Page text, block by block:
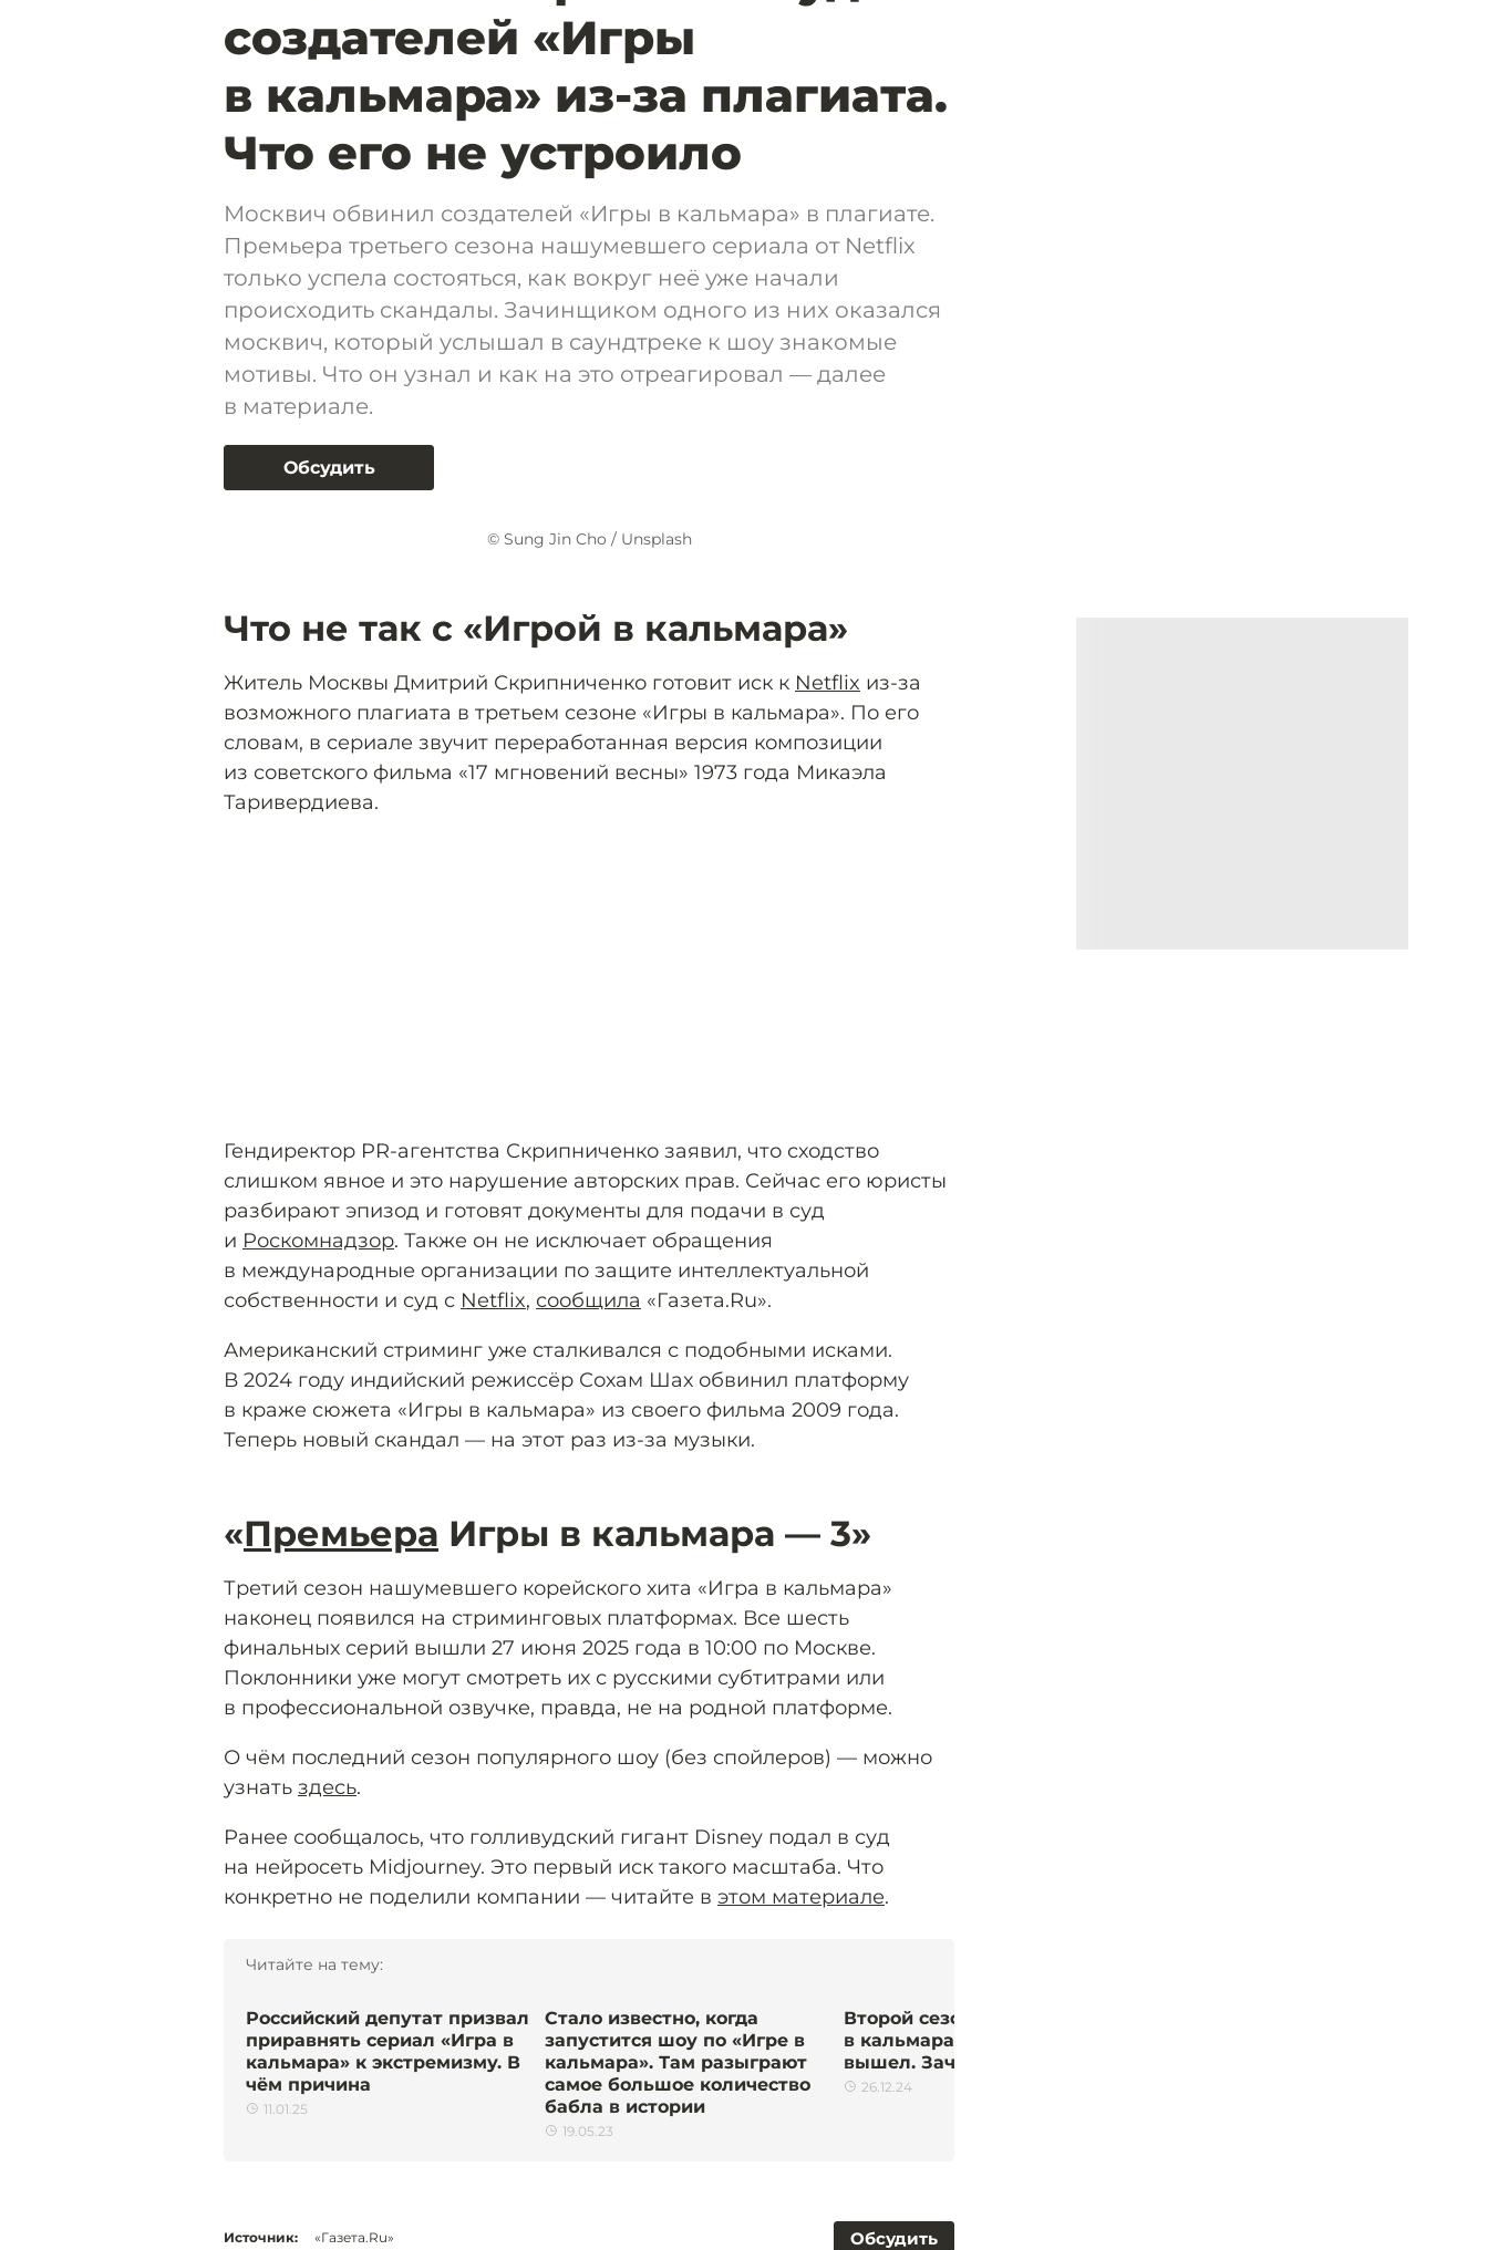
создателей «Игры
в кальмара» из-за плагиата.
Что его не устроило
Москвич обвинил создателей «Игры в кальмара» в плагиате.
Премьера третьего сезона нашумевшего сериала от Netflix
только успела состояться, как вокруг неё уже начали
происходить скандалы. Зачинщиком одного из них оказался
москвич, который услышал в саундтреке к шоу знакомые
мотивы. Что он узнал и как на это отреагировал — далее
в материале.
Обсудить
© Sung Jin Cho / Unsplash
Что не так с «Игрой в кальмара»
Житель Москвы Дмитрий Скрипниченко готовит иск к Netflix из-за
возможного плагиата в третьем сезоне «Игры в кальмара». По его
словам, в сериале звучит переработанная версия композиции
из советского фильма «17 мгновений весны» 1973 года Микаэла
Таривердиева.
Гендиректор PR-агентства Скрипниченко заявил, что сходство
слишком явное и это нарушение авторских прав. Сейчас его юристы
разбирают эпизод и готовят документы для подачи в суд
и Роскомнадзор. Также он не исключает обращения
в международные организации по защите интеллектуальной
собственности и суд с Netflix, сообщила «Газета.Ru».
Американский стриминг уже сталкивался с подобными исками.
В 2024 году индийский режиссёр Сохам Шах обвинил платформу
в краже сюжета «Игры в кальмара» из своего фильма 2009 года.
Теперь новый скандал — на этот раз из-за музыки.
«Премьера Игры в кальмара — 3»
Третий сезон нашумевшего корейского хита «Игра в кальмара»
наконец появился на стриминговых платформах. Все шесть
финальных серий вышли 27 июня 2025 года в 10:00 по Москве.
Поклонники уже могут смотреть их с русскими субтитрами или
в профессиональной озвучке, правда, не на родной платформе.
О чём последний сезон популярного шоу (без спойлеров) — можно
узнать здесь.
Ранее сообщалось, что голливудский гигант Disney подал в суд
на нейросеть Midjourney. Это первый иск такого масштаба. Что
конкретно не поделили компании — читайте в этом материале.
Читайте на тему:
Российский депутат призвал
приравнять сериал «Игра в
кальмара» к экстремизму. В
чём причина
11.01.25
Стало известно, когда
запустится шоу по «Игре в
кальмара». Там разыграют
самое большое количество
бабла в истории
19.05.23
Второй сезон сериала «Игра
в кальмара» от Netflix уже
вышел. Зачем его смотреть
26.12.24
Обсудить
Источник: «Газета.Ru»